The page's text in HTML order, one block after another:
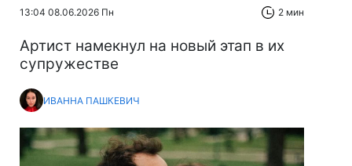
13:04 08.06.2026 Пн 2 мин
Артист намекнул на новый этап в их
супружестве
ИВАННА ПАШКЕВИЧ